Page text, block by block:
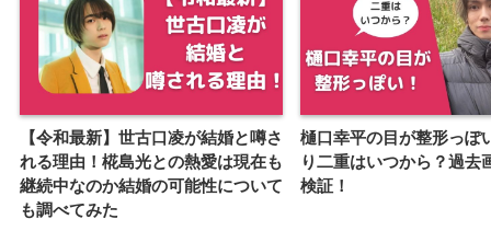
【令和最新】世古口凌が結婚と噂さ
れる理由！椛島光との熱愛は現在も
継続中なのか結婚の可能性について
も調べてみた
樋口幸平の目が整形っぽ
り二重はいつから？過去
検証！